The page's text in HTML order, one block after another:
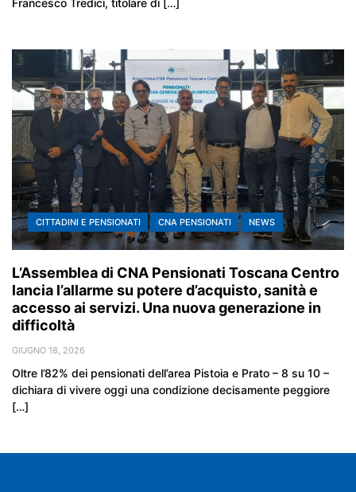
CITTADINI E PENSIONATI CNA PENSIONATI NEWS
L’Assemblea di CNA Pensionati Toscana Centro
lancia l’allarme su potere d’acquisto, sanità e
accesso ai servizi. Una nuova generazione in
difficoltà
GIUGNO 18, 2026
Oltre l’82% dei pensionati dell’area Pistoia e Prato – 8 su 10 –
dichiara di vivere oggi una condizione decisamente peggiore
[…]